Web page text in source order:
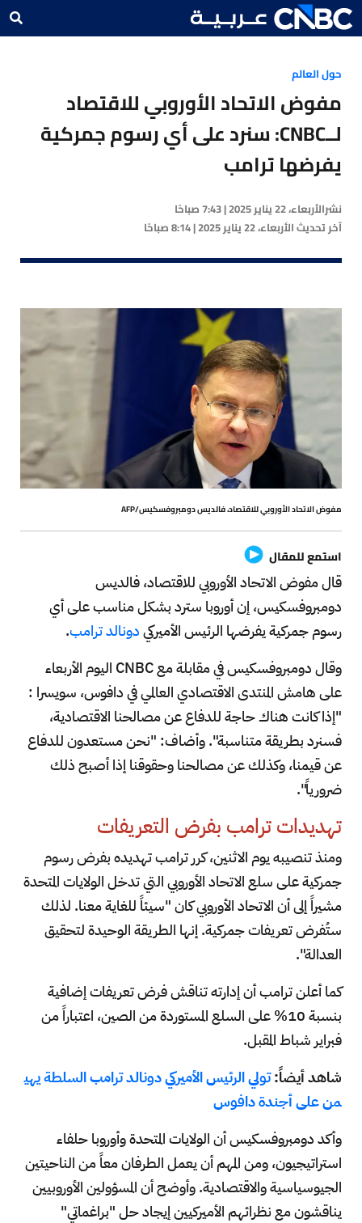
حول العالم
مفوض الاتحاد الأوروبي للاقتصاد
لــCNBC: سنرد على أي رسوم جمركية
يفرضها ترامب
نشرالأربعاء، 22 يناير 2025 | 7:43 صباحًا
آخر تحديثالأربعاء، 22 يناير 2025 | 8:14 صباحًا
مفوض الاتحاد الأوروبي للاقتصاد، فالديس دومبروفسكيس/AFP
استمع للمقال
قال مفوض الاتحاد الأوروبي للاقتصاد، فالديس
دومبروفسكيس، إن أوروبا سترد بشكل مناسب على أي
رسوم جمركية يفرضها الرئيس الأميركيدونالد ترامب.
وقال دومبروفسكيس في مقابلة مع CNBC اليوم الأربعاء
على هامش المنتدى الاقتصادي العالمي في دافوس، سويسرا :
"إذا كانت هناك حاجة للدفاع عن مصالحنا الاقتصادية،
فسنرد بطريقة متناسبة". وأضاف: "نحن مستعدون للدفاع
عن قيمنا، وكذلك عن مصالحنا وحقوقنا إذا أصبح ذلك
ضرورياً".
تهديدات ترامب بفرض التعريفات
ومنذ تنصيبه يوم الاثنين، كرر ترامب تهديده بفرض رسوم
جمركية على سلع الاتحاد الأوروبي التي تدخل الولايات المتحدة
مشيراً إلى أن الاتحاد الأوروبي كان "سيئاً للغاية معنا. لذلك
ستُفرض تعريفات جمركية. إنها الطريقة الوحيدة لتحقيق
العدالة".
كما أعلن ترامب أن إدارته تناقش فرض تعريفات إضافية
بنسبة 10% على السلع المستوردة من الصين، اعتباراً من
فبراير شباط المقبل.
شاهد أيضاً:تولي الرئيس الأميركي دونالد ترامب السلطة يهي
من على أجندة دافوس
وأكد دومبروفسكيس أن الولايات المتحدة وأوروبا حلفاء
استراتيجيون، ومن المهم أن يعمل الطرفان معاً من الناحيتين
الجيوسياسية والاقتصادية. وأوضح أن المسؤولين الأوروبيين
يناقشون مع نظرائهم الأميركيين إيجاد حل "براغماتي"